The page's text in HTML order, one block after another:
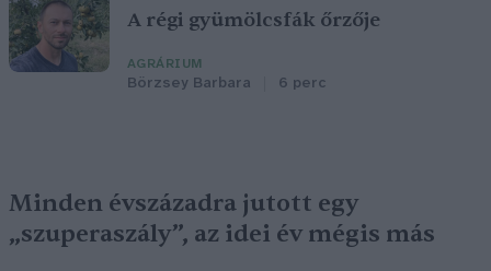
A régi gyümölcsfák őrzője
AGRÁRIUM
Börzsey Barbara 6 perc
Minden évszázadra jutott egy
„szuperaszály”, az idei év mégis más